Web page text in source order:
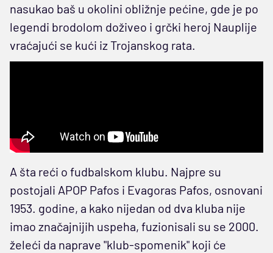
nasukao baš u okolini obližnje pećine, gde je po
legendi brodolom doživeo i grčki heroj Nauplije
vraćajući se kući iz Trojanskog rata.
A šta reći o fudbalskom klubu. Najpre su
postojali APOP Pafos i Evagoras Pafos, osnovani
1953. godine, a kako nijedan od dva kluba nije
imao značajnijih uspeha, fuzionisali su se 2000.
želeći da naprave "klub-spomenik" koji će